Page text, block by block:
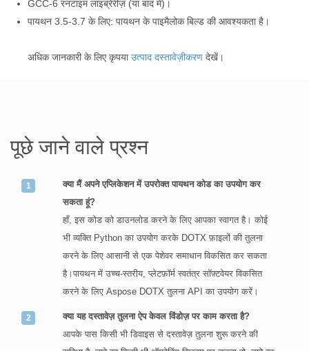
GCC-6 रनटाइम लाइब्रेरीज़ (या बाद में)।
पायथन 3.5-3.7 के लिए: पायथन के पाइमैलोक बिल्ड की आवश्यकता है।
अधिक जानकारी के लिए कृपयाउत्पाद दस्तावेज़ीकरण देखें।
पूछे जाने वाले प्रश्न
क्या मैं अपने एप्लिकेशन में उपरोक्त पायथन कोड का उपयोग कर
सकता हूं?
हाँ, इस कोड को डाउनलोड करने के लिए आपका स्वागत है। कोई
भी व्यक्ति Python का उपयोग करके DOTX फ़ाइलों की तुलना
करने के लिए आसानी से एक पेशेवर समाधान विकसित कर सकता
है।पायथन में उच्च-स्तरीय, प्लेटफ़ॉर्म स्वतंत्र सॉफ़्टवेयर विकसित
करने के लिए Aspose DOTX तुलना API का उपयोग करें।
क्या यह दस्तावेज़ तुलना ऐप केवल विंडोज़ पर काम करता है?
आपके पास किसी भी डिवाइस से दस्तावेज़ तुलना शुरू करने की